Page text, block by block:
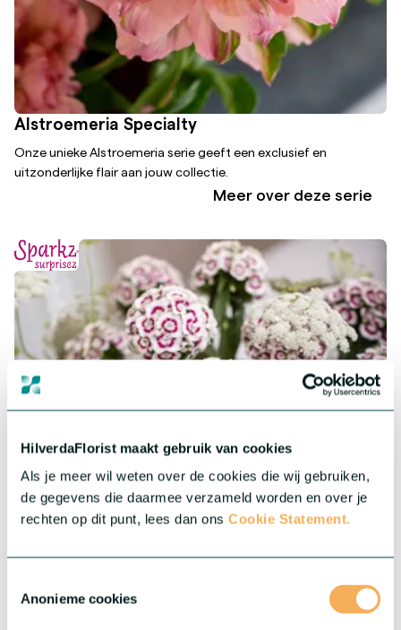
HilverdaFlorist maakt gebruik van cookies
Als je meer wil weten over de cookies die wij gebruiken,
de gegevens die daarmee verzameld worden en over je
rechten op dit punt, lees dan ons Cookie Statement.
Anonieme cookies
Alstroemeria Specialty
Onze unieke Alstroemeria serie geeft een exclusief en
uitzonderlijke flair aan jouw collectie.
Meer over deze serie